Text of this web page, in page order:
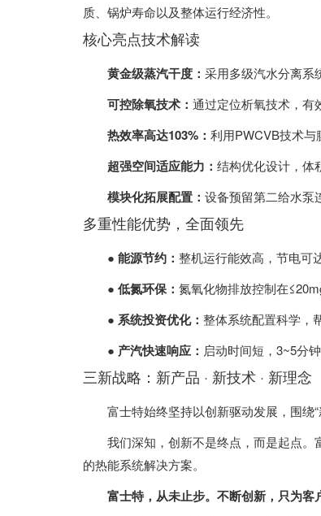
质、锅炉寿命以及整体运行经济性。
核心亮点技术解读
黄金级蒸汽干度： 采用多级汽水分离系
可控除氧技术： 通过定位析氧技术，有
热效率高达103%： 利用PWCVB技术与
超强空间适应能力： 结构优化设计，体
模块化拓展配置： 设备预留第二给水泵
多重性能优势，全面领先
● 能源节约： 整机运行能效高，节电可
● 低氮环保： 氮氧化物排放控制在
● 系统投资优化： 整体系统配置科学，
● 产汽快速响应： 启动时间短，3~5分
三新战略：新产品 · 新技术 · 新理念
富士特始终坚持以创新驱动发展，围绕
我们深知，创新不是终点，而是起点
的热能系统解决方案。
富士特，从未止步。不断创新，只为客